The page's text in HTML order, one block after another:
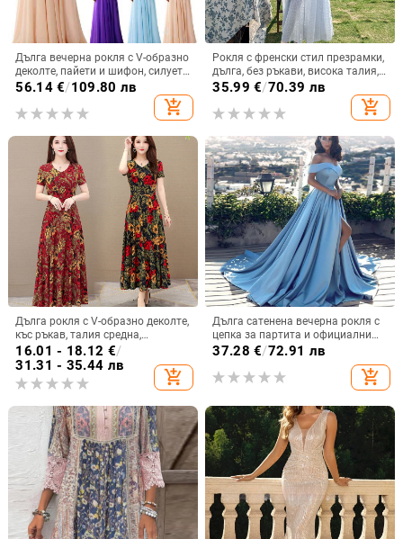
Дълга вечерна рокля с V-образно
деколте, пайети и шифон, силует
А-образен, висока талия
56.14€/109.80 лв
add_shopping_cart
Рокля с френски стил презрамки,
дълга, без ръкави, висока талия,
квадратно деколте
35.99 €/70.39 лв
add_shopping_cart
Дълга рокля с V-образно деколте,
къс ръкав, талия средна,
принтирана полиестерна тъкан,
пола с широк силует.
16.01 - 18.12 €/
31.31 - 35.44 лв
add_shopping_cart
Дълга сатенена вечерна рокля с
цепка за партита и официални
събития
37.28 €/72.91 лв
add_shopping_cart